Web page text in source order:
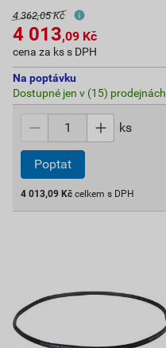
4 362,05 Kč
4 013,09 Kč
cena za ks s DPH
Na poptávku
Dostupné jen v (15) prodejnách
ks
Poptat
4 013,09 Kč celkem s DPH